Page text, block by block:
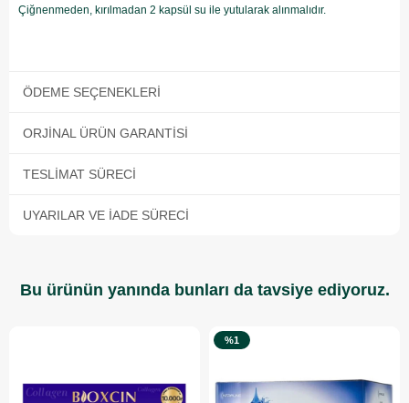
Çiğnenmeden, kırılmadan 2 kapsül su ile yutularak alınmalıdır.
ÖDEME SEÇENEKLERI
ORJINAL ÜRÜN GARANTISI
TESLIMAT SÜRECI
UYARILAR VE İADE SÜRECI
Bu ürünün yanında bunları da tavsiye ediyoruz.
%1